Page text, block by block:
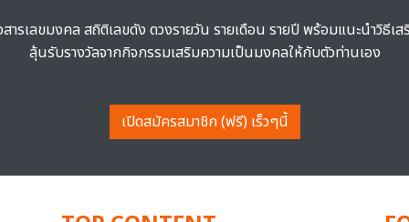
สารเลขมงคล สถิติเลขดัง ดวงรายวัน รายเดือน รายปี พร้อมแนะนำวิธีเส
ลุ้นรับรางวัลจากกิจกรรมเสริมความเป็นมงคลให้กับตัวท่านเอง
เปิดสมัครสมาชิก (ฟรี) เร็วๆนี้